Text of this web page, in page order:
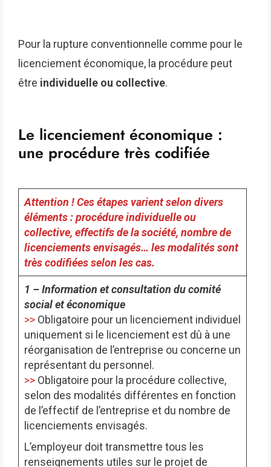
Pour la rupture conventionnelle comme pour le
licenciement économique, la procédure peut
être individuelle ou collective.
Le licenciement économique :
une procédure très codifiée
Attention ! Ces étapes varient selon divers
éléments : procédure individuelle ou
collective, effectifs de la société, nombre de
licenciements envisagés… les modalités sont
très codifiées selon les cas.
1 – Information et consultation du comité
social et économique
>> Obligatoire pour un licenciement individuel
uniquement si le licenciement est dû à une
réorganisation de l’entreprise ou concerne un
représentant du personnel.
>> Obligatoire pour la procédure collective,
selon des modalités différentes en fonction
de l’effectif de l’entreprise et du nombre de
licenciements envisagés.
L’employeur doit transmettre tous les
renseignements utiles sur le projet de